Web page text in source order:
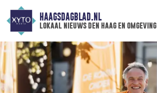
HAAGSDAGBLAD.NL
lokaal nieuws den haag en omgeving